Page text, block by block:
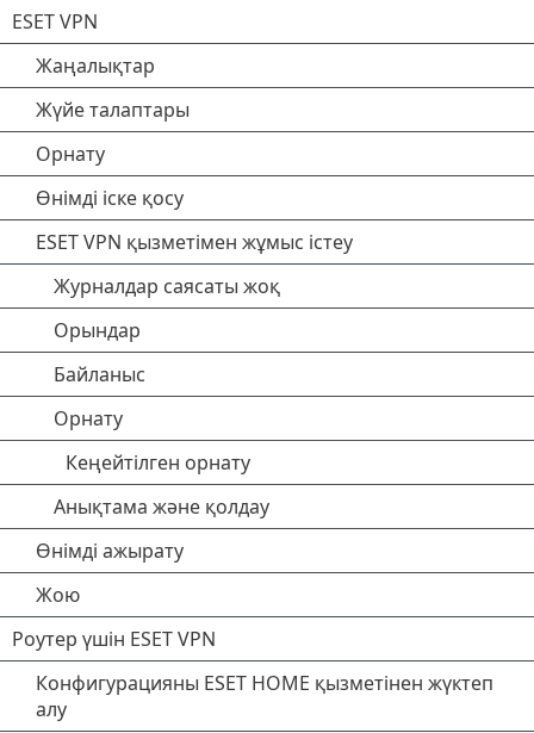
ESET VPN
Жаңалықтар
Жүйе талаптары
Орнату
Өнімді іске қосу
ESET VPN қызметімен жұмыс істеу
Журналдар саясаты жоқ
Орындар
Байланыс
Орнату
Кеңейтілген орнату
Анықтама және қолдау
Өнімді ажырату
Жою
Роутер үшін ESET VPN
Конфигурацияны ESET HOME қызметінен жүктеп
алу